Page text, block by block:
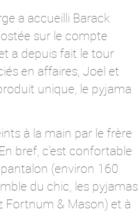
a accueilli Barack
sur le compte
a depuis fait le tour
en affaires, Joel et
unique, le pyjama
à la main par le frère
bref, c’est confortable
(environ 160
du chic, les pyjamas
Fortnum & Mason) et à